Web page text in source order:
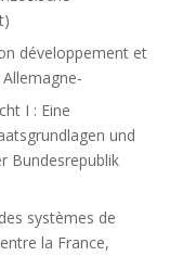
développement et
I : Eine
und
Bundesrepublik
systèmes de
la France,